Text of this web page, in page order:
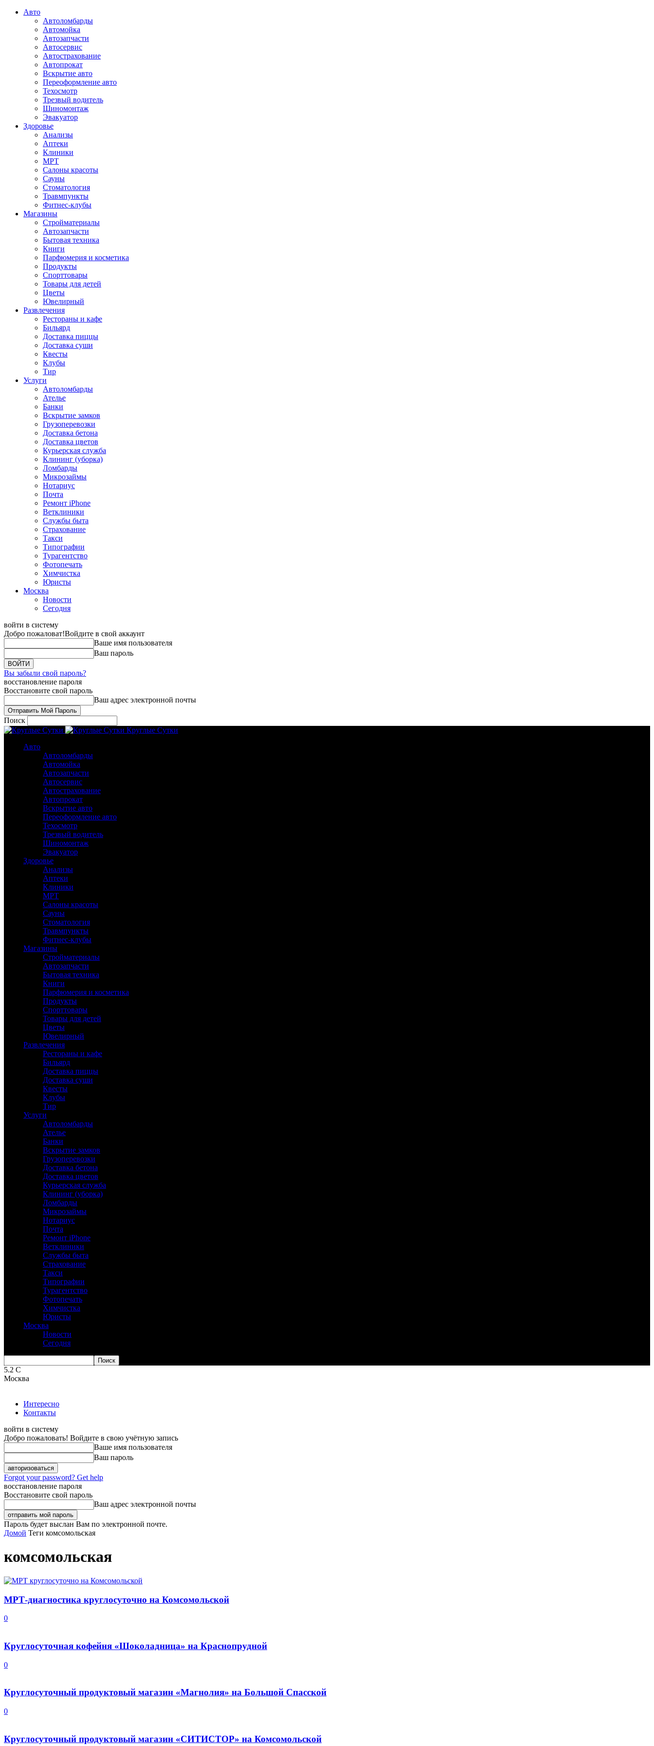
Авто
Автоломбарды
Автомойка
Автозапчасти
Автосервис
Автострахование
Автопрокат
Вскрытие авто
Переоформление авто
Техосмотр
Трезвый водитель
Шиномонтаж
Эвакуатор
Здоровье
Анализы
Аптеки
Клиники
МРТ
Салоны красоты
Сауны
Стоматология
Травмпункты
Фитнес-клубы
Магазины
Стройматериалы
Автозапчасти
Бытовая техника
Книги
Парфюмерия и косметика
Продукты
Спорттовары
Товары для детей
Цветы
Ювелирный
Развлечения
Рестораны и кафе
Бильярд
Доставка пиццы
Доставка суши
Квесты
Клубы
Тир
Услуги
Автоломбарды
Ателье
Банки
Вскрытие замков
Грузоперевозки
Доставка бетона
Доставка цветов
Курьерская служба
Клининг (уборка)
Ломбарды
Микрозаймы
Нотариус
Почта
Ремонт iPhone
Ветклиники
Службы быта
Страхование
Такси
Типографии
Турагентство
Фотопечать
Химчистка
Юристы
Москва
Новости
Сегодня
войти в систему
Добро пожаловат!Войдите в свой аккаунт
Ваше имя пользователя
Ваш пароль
Вы забыли свой пароль?
восстановление пароля
Восстановите свой пароль
Ваш адрес электронной почты
Поиск
Круглые Сутки
Авто
Автоломбарды
Автомойка
Автозапчасти
Автосервис
Автострахование
Автопрокат
Вскрытие авто
Переоформление авто
Техосмотр
Трезвый водитель
Шиномонтаж
Эвакуатор
Здоровье
Анализы
Аптеки
Клиники
МРТ
Салоны красоты
Сауны
Стоматология
Травмпункты
Фитнес-клубы
Магазины
Стройматериалы
Автозапчасти
Бытовая техника
Книги
Парфюмерия и косметика
Продукты
Спорттовары
Товары для детей
Цветы
Ювелирный
Развлечения
Рестораны и кафе
Бильярд
Доставка пиццы
Доставка суши
Квесты
Клубы
Тир
Услуги
Автоломбарды
Ателье
Банки
Вскрытие замков
Грузоперевозки
Доставка бетона
Доставка цветов
Курьерская служба
Клининг (уборка)
Ломбарды
Микрозаймы
Нотариус
Почта
Ремонт iPhone
Ветклиники
Службы быта
Страхование
Такси
Типографии
Турагентство
Фотопечать
Химчистка
Юристы
Москва
Новости
Сегодня
5.2 C
Москва
Интересно
Контакты
войти в систему
Добро пожаловать! Войдите в свою учётную запись
Ваше имя пользователя
Ваш пароль
Forgot your password? Get help
восстановление пароля
Восстановите свой пароль
Ваш адрес электронной почты
Пароль будет выслан Вам по электронной почте.
Домой Теги комсомольская
комсомольская
МРТ-диагностика круглосуточно на Комсомольской
0
Круглосуточная кофейня «Шоколадница» на Краснопрудной
0
Круглосуточный продуктовый магазин «Магнолия» на Большой Спасской
0
Круглосуточный продуктовый магазин «СИТИСТОР» на Комсомольской